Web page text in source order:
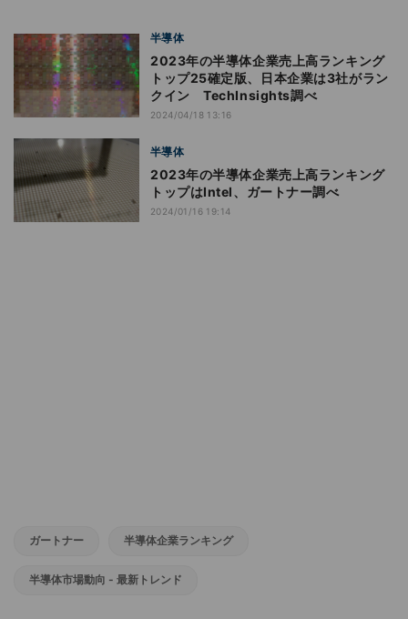
半導体
2023年の半導体企業売上高ランキング
トップ25確定版、日本企業は3社がラン
クイン TechInsights調べ
2024/04/18 13:16
半導体
2023年の半導体企業売上高ランキング
トップはIntel、ガートナー調べ
2024/01/16 19:14
ガートナー 半導体企業ランキング
半導体市場動向 - 最新トレンド